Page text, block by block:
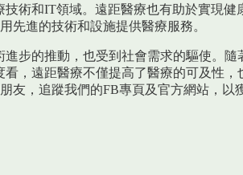
術和IT領域。遠距醫療也有助於實現
先進的技術和設施提供醫療服務。
步的推動，也受到社會需求的驅使。
，遠距醫療不僅提高了醫療的可及性
友，追蹤我們的FB專頁及官方網站，以